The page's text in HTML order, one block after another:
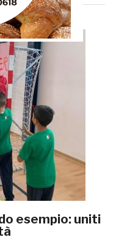
esempio: uniti